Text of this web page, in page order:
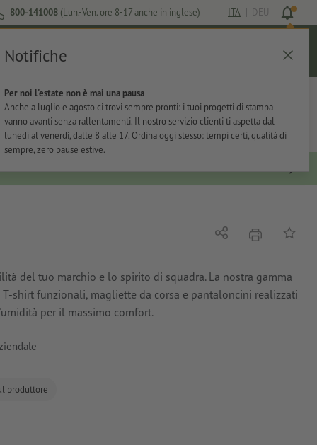
800-141008 (Lun.-Ven. ore 8-17 anche in inglese) ITA | DEU
Notifiche
Per noi l'estate non è mai una pausa
Anche a luglio e agosto ci trovi sempre pronti: i tuoi progetti di stampa
vanno avanti senza rallentamenti. Il nostro servizio clienti ti aspetta dal
lunedì al venerdì, dalle 8 alle 17. Ordina oggi stesso: tempi certi, qualità di
sempre, zero pause estive.
Carrello
Per l'ufficio Adesivi
del tuo marchio e lo spirito di squadra. La nostra gamma
shirt funzionali, magliette da corsa e pantaloncini realizzati
per il massimo comfort.
produttore
Condividistamparealla